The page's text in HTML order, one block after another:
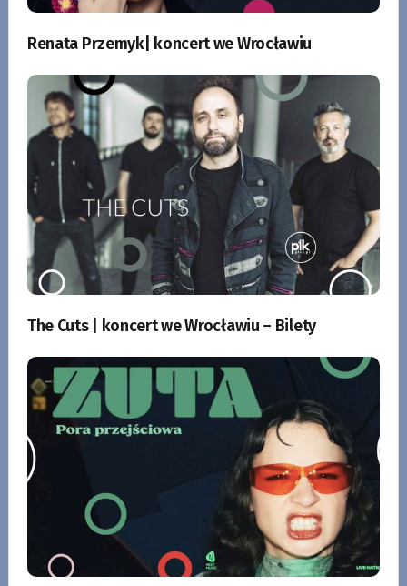
Renata Przemyk| koncert we Wrocławiu
The Cuts | koncert we Wrocławiu – Bilety